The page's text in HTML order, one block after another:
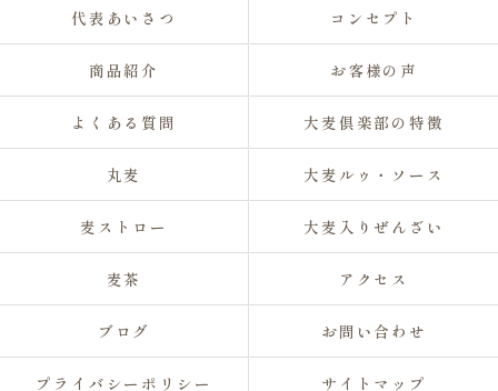
代表あいさつ コンセプト
商品紹介 お客様の声
よくある質問 大麦倶楽部の特徴
丸麦 大麦ルゥ・ソース
麦ストロー 大麦入りぜんざい
麦茶 アクセス
ブログ お問い合わせ
プライバシーポリシー サイトマップ